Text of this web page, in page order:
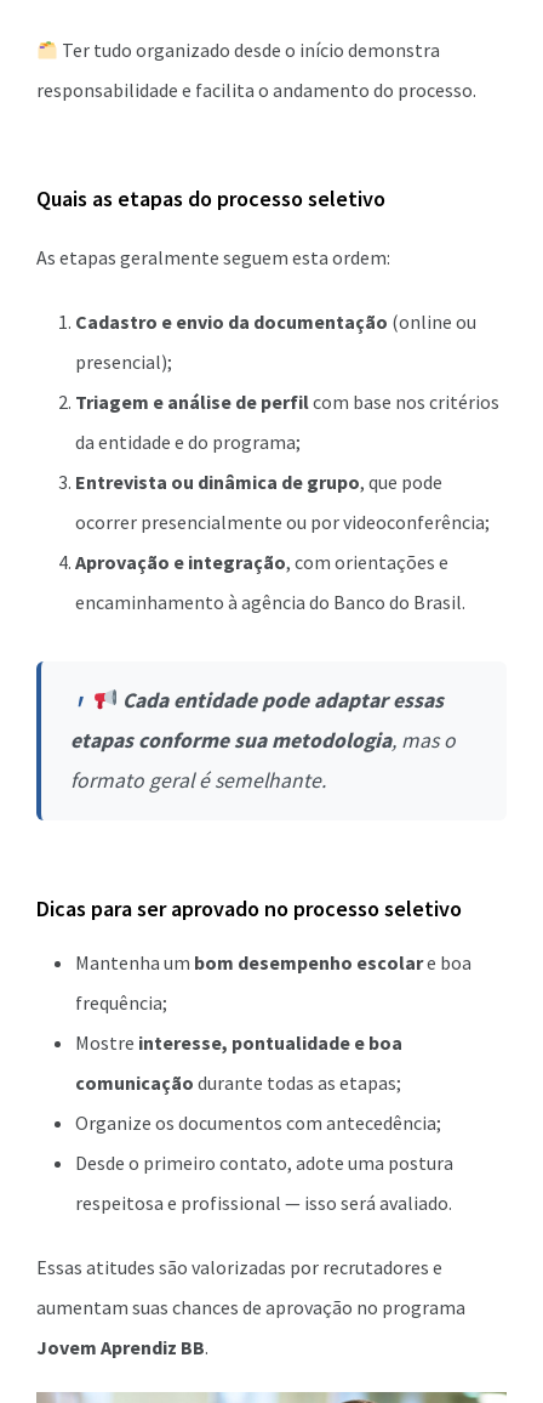
Ter tudo organizado desde o início demonstra
responsabilidade e facilita o andamento do processo.
Quais as etapas do processo seletivo
As etapas geralmente seguem esta ordem:
Cadastro e envio da documentação (online ou
presencial);
Triagem e análise de perfilcom base nos critérios
da entidade e do programa;
Entrevista ou dinâmica de grupo, que pode
ocorrer presencialmente ou por videoconferência;
Aprovação e integração, com orientações e
encaminhamento à agência do Banco do Brasil.
Cada entidade pode adaptar essas
etapas conforme sua metodologia, mas o
formato geral é semelhante.
Dicas para ser aprovado no processo seletivo
Mantenha um bom desempenho escolare boa
frequência;
Mostre interesse, pontualidade e boa
comunicação durante todas as etapas;
Organize os documentos com antecedência;
Desde o primeiro contato, adote uma postura
respeitosa e profissional — isso será avaliado.
Essas atitudes são valorizadas por recrutadores e
aumentam suas chances de aprovação no programa
Jovem Aprendiz BB.